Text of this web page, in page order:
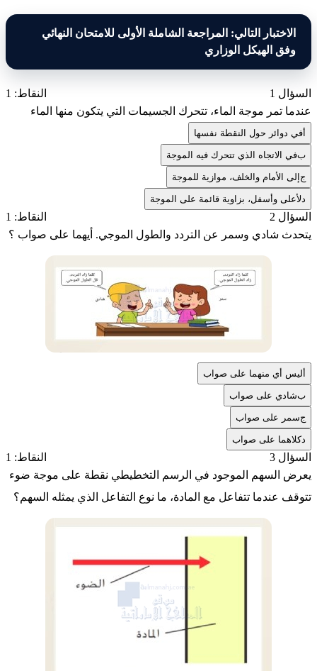
الاختبار التالي: المراجعة الشاملة الأولى للامتحان النهائي
وفق الهيكل الوزاري
السؤال 1
النقاط: 1
عندما تمر موجة الماء، تتحرك الجسيمات التي يتكون منها الماء
في دوائر حول النقطة نفسها
بفي الاتجاه الذي تتحرك فيه الموجة
جإلى الأمام والخلف، موازية للموجة
لأعلى وأسفل، بزاوية قائمة على الموجة
السؤال 2
النقاط: 1
يتحدث شادي وسمر عن التردد والطول الموجي. أيهما على صواب ؟
ليس أي منهما على صواب
بشادي على صواب
جسمر على صواب
كلاهما على صواب
السؤال 3
النقاط: 1
يعرض السهم الموجود في الرسم التخطيطي نقطة على موجة ضوء
تتوقف عندما تتفاعل مع المادة، ما نوع التفاعل الذي يمثله السهم؟